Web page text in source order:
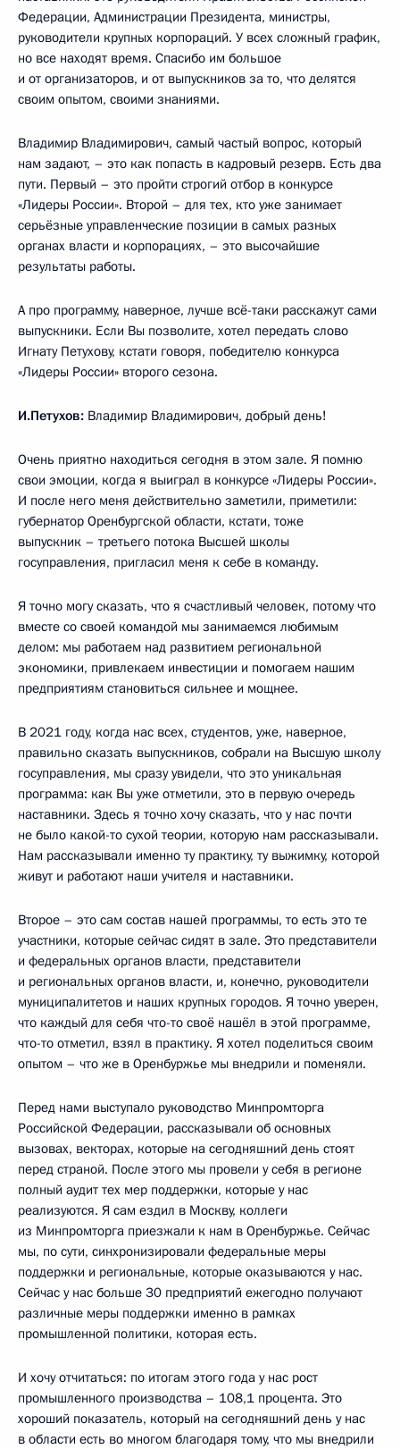
Федерации, Администрации Президента, министры,
руководители крупных корпораций. У всех сложный график,
но все находят время. Спасибо им большое
и от организаторов, и от выпускников за то, что делятся
своим опытом, своими знаниями.
Владимир Владимирович, самый частый вопрос, который
нам задают, – это как попасть в кадровый резерв. Есть два
пути. Первый – это пройти строгий отбор в конкурсе
«Лидеры России». Второй – для тех, кто уже занимает
серьёзные управленческие позиции в самых разных
органах власти и корпорациях, – это высочайшие
результаты работы.
А про программу, наверное, лучше всё-таки расскажут сами
выпускники. Если Вы позволите, хотел передать слово
Игнату Петухову, кстати говоря, победителю конкурса
«Лидеры России» второго сезона.
И.Петухов: Владимир Владимирович, добрый день!
Очень приятно находиться сегодня в этом зале. Я помню
свои эмоции, когда я выиграл в конкурсе «Лидеры России».
И после него меня действительно заметили, приметили:
губернатор Оренбургской области, кстати, тоже
выпускник – третьего потока Высшей школы
госуправления, пригласил меня к себе в команду.
Я точно могу сказать, что я счастливый человек, потому что
вместе со своей командой мы занимаемся любимым
делом: мы работаем над развитием региональной
экономики, привлекаем инвестиции и помогаем нашим
предприятиям становиться сильнее и мощнее.
В 2021 году, когда нас всех, студентов, уже, наверное,
правильно сказать выпускников, собрали на Высшую школу
госуправления, мы сразу увидели, что это уникальная
программа: как Вы уже отметили, это в первую очередь
наставники. Здесь я точно хочу сказать, что у нас почти
не было какой-то сухой теории, которую нам рассказывали.
Нам рассказывали именно ту практику, ту выжимку, которой
живут и работают наши учителя и наставники.
Второе – это сам состав нашей программы, то есть это те
участники, которые сейчас сидят в зале. Это представители
и федеральных органов власти, представители
и региональных органов власти, и, конечно, руководители
муниципалитетов и наших крупных городов. Я точно уверен,
что каждый для себя что-то своё нашёл в этой программе,
что-то отметил, взял в практику. Я хотел поделиться своим
опытом – что же в Оренбуржье мы внедрили и поменяли.
Перед нами выступало руководство Минпромторга
Российской Федерации, рассказывали об основных
вызовах, векторах, которые на сегодняшний день стоят
перед страной. После этого мы провели у себя в регионе
полный аудит тех мер поддержки, которые у нас
реализуются. Я сам ездил в Москву, коллеги
из Минпромторга приезжали к нам в Оренбуржье. Сейчас
мы, по сути, синхронизировали федеральные меры
поддержки и региональные, которые оказываются у нас.
Сейчас у нас больше 30 предприятий ежегодно получают
различные меры поддержки именно в рамках
промышленной политики, которая есть.
И хочу отчитаться: по итогам этого года у нас рост
промышленного производства – 108,1 процента. Это
хороший показатель, который на сегодняшний день у нас
в области есть во многом благодаря тому, что мы внедрили